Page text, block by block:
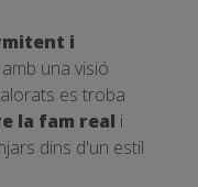
i
una visió
es troba
la fam real i
dins d'un estil